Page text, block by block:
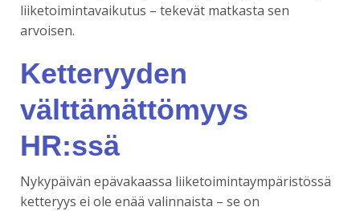
liiketoimintavaikutus – tekevät matkasta sen
arvoisen.
Ketteryyden
välttämättömyys
HR:ssä
Nykypäivän epävakaassa liiketoimintaympäristössä
ketteryys ei ole enää valinnaista – se on